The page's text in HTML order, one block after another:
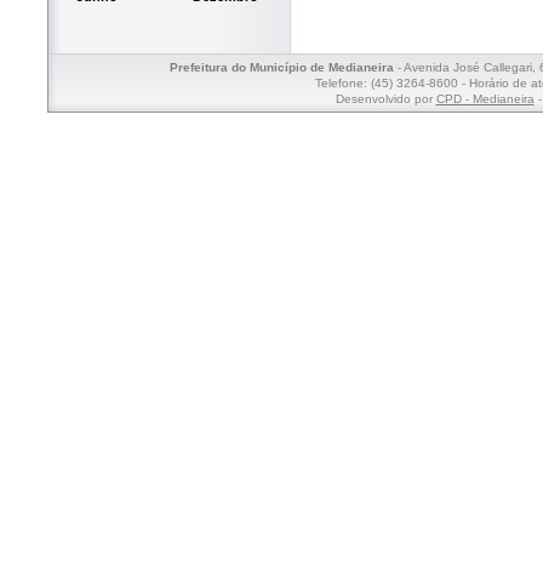
Prefeitura do Município de Medianeira- Avenida José Callegari,
Telefone: (45) 3264-8600 - Horário de
Desenvolvido por CPD - Medianeira-